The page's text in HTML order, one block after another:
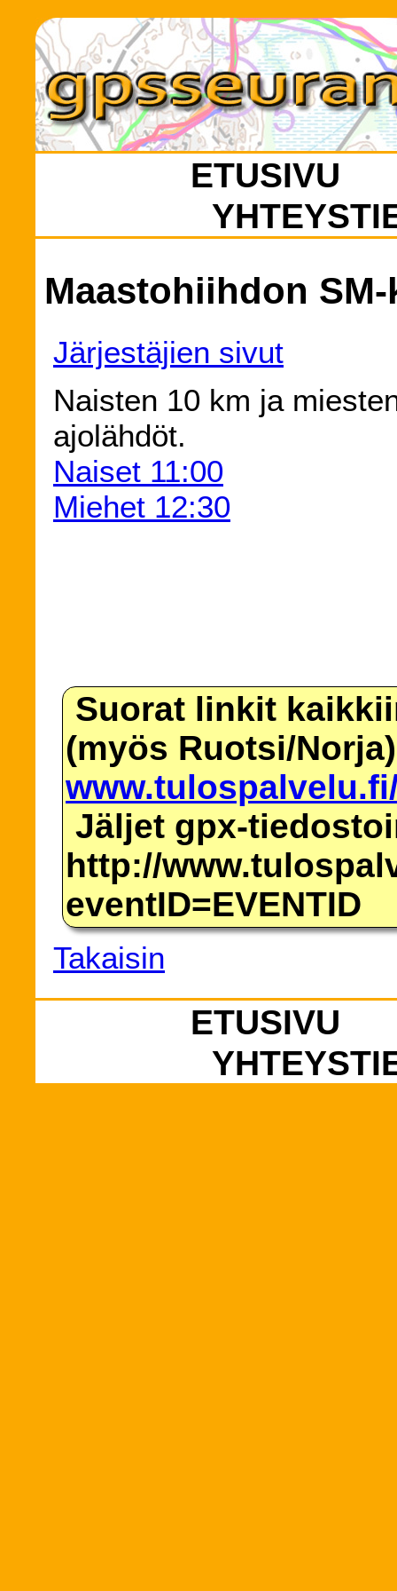
ETUSIVU
Maastohiihdon
Järjestäjien sivut
Naisten 10 km ja
ajolähdöt.
Naiset 11:00
Miehet 12:30
Suorat linkit
(myös Ruotsi/Norja)
Jäljet gpx-
http://
eventID=EVENTID
Takaisin
ETUSIVU